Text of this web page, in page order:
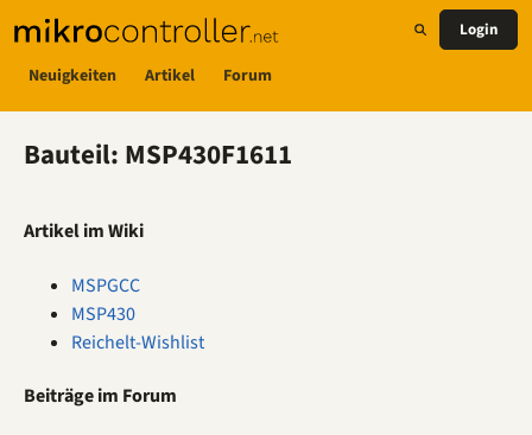
Neuigkeiten Artikel Forum
Login
Bauteil: MSP430F1611
Artikel im Wiki
MSPGCC
MSP430
Reichelt-Wishlist
Beiträge im Forum